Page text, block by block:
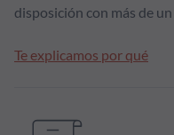
disposición con más de
Te explicamos por qué